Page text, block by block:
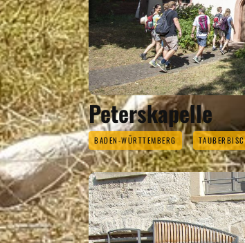
Peterskapelle
BADEN-WÜRTTEMBERG